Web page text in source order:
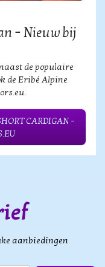
– Nieuw bij
de populaire
de Eribé Alpine
CARDIGAN –
aanbiedingen